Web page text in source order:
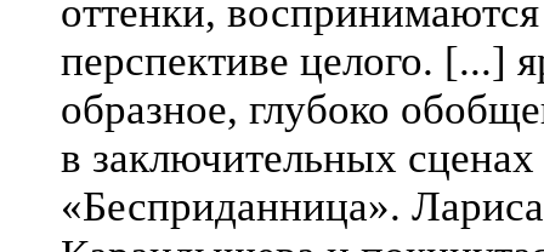
оттенки,
перспективе целого. [...]
образное, глубоко
в заключительных
«Бесприданница».